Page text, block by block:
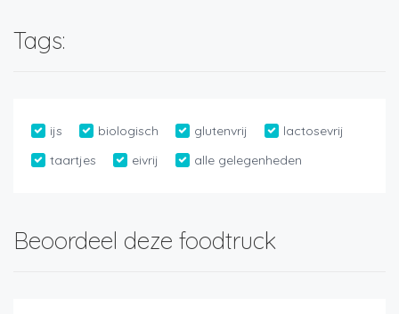
Tags:
ijs biologisch glutenvrij
lactosevrij
taartjes
eivrij alle gelegenheden
Beoordeel deze foodtruck